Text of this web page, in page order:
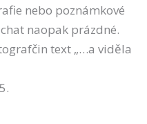
nebo poznámkové
naopak prázdné.
text „…a viděla